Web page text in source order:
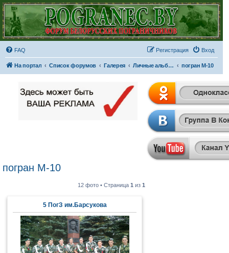
FAQ Вход
Регистрация
На портал Список форумов Галерея Личные альбомы погран М-10
погран М-10
12 фото • Страница 1из 1
5 ПогЗ им.Барсукова